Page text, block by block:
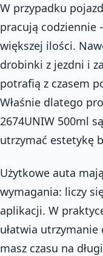
W przypadku
pracują codziennie
większej ilości.
drobinki z jezdni i
potrafią z czasem
Właśnie dlatego
2674UNIW 500ml
utrzymać estetykę
Użytkowe auta
wymagania: liczy
aplikacji. W
ułatwia
masz czasu na